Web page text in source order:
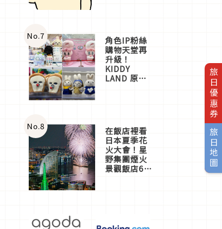
旅日優惠券
旅日地圖
一同給出了
答案
No.7 角色IP粉絲
購物天堂再
升級！
KIDDY
LAND 原宿
店3分即達
No.8 在飯店裡看
日本夏季花
火大會！星
野集團煙火
景觀飯店6